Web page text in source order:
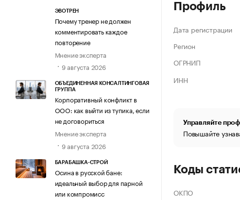
ЭВОТРЕН
Почему тренер не должен
комментировать каждое
повторение
Мнение эксперта
9 августа 2026
ОБЪЕДИНЕННАЯ КОНСАЛТИНГОВАЯ
ГРУППА
Корпоративный конфликт в
ООО: как выйти из тупика, если
не договориться
Мнение эксперта
9 августа 2026
БАРАБАШКА-СТРОЙ
Осина в русской бане:
идеальный выбор для парной
или компромисс
Профиль
Дата регистрации
Регион
ОГРНИП
ИНН
Управляйте
Повышайте
Коды
ОКПО